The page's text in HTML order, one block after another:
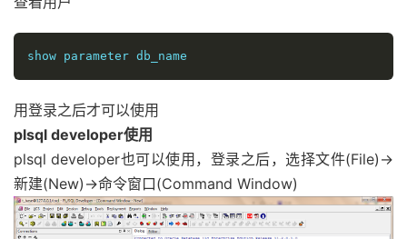
用登录之后才可以使用
plsql developer使用
plsql developer也可以使用，登录之后，选择文件(File)->
新建(New)->命令窗口(Command Window)